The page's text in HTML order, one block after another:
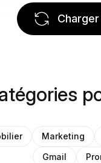
Marketing
Gmail